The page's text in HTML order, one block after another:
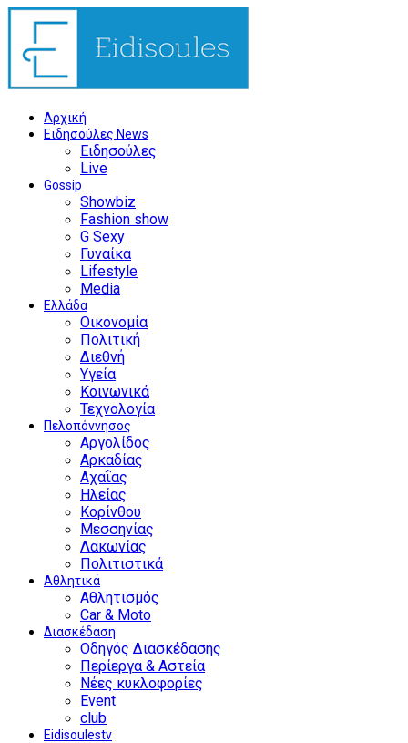
Αρχική
Ειδησούλες News
Ειδησούλες
Live
Gossip
Showbiz
Fashion show
G Sexy
Γυναίκα
Lifestyle
Media
Ελλάδα
Οικονομία
Πολιτική
Διεθνή
Υγεία
Κοινωνικά
Τεχνολογία
Πελοπόννησος
Αργολίδος
Αρκαδίας
Αχαΐας
Ηλείας
Κορίνθου
Μεσσηνίας
Λακωνίας
Πολιτιστικά
Αθλητικά
Αθλητισμός
Car & Moto
Διασκέδαση
Οδηγός Διασκέδασης
Περίεργα & Αστεία
Νέες κυκλοφορίες
Event
club
Eidisoulestv